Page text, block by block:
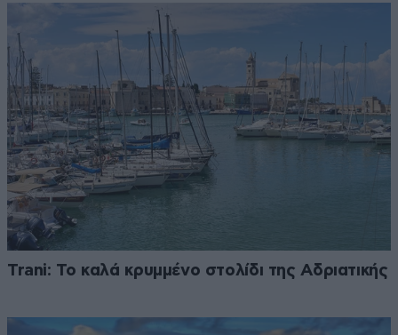
Trani: Το καλά κρυμμένο στολίδι της Αδριατικής